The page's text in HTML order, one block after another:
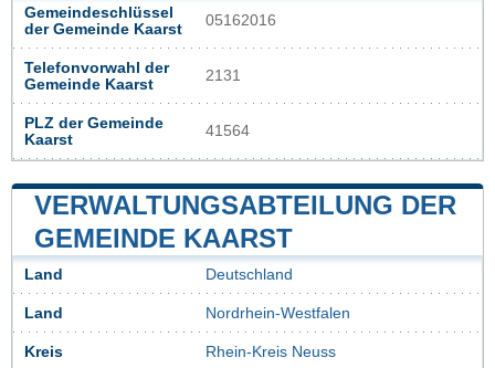
Gemeindeschlüssel
der Gemeinde Kaarst
05162016
Telefonvorwahl der
Gemeinde Kaarst
2131
PLZ der Gemeinde
Kaarst
41564
VERWALTUNGSABTEILUNG DER
GEMEINDE KAARST
Land Deutschland
Land Nordrhein-Westfalen
Kreis Rhein-Kreis Neuss